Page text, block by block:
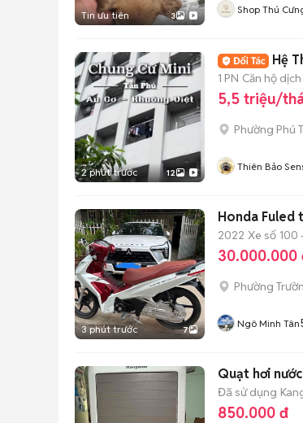
Tin ưu tiên 3 Shop Thú
2 phút trước 12
Hệ
1 PN Căn hộ
5,5 triệu/
Phường Phú
Thiên Bảo
3 phút trước 7
Honda Fuled
2022 Xe số 100
30.000.000
Phường
Ngô Minh Tân
Quạt hơi
Đã sử dụng
850.000 đ